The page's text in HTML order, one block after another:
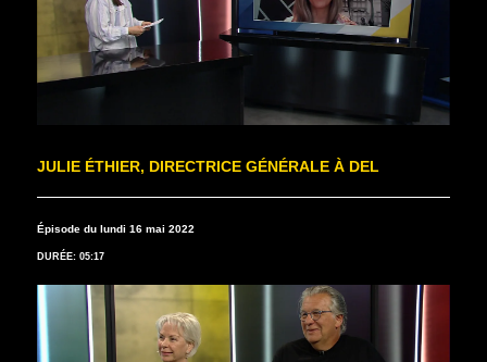
JULIE ÉTHIER, DIRECTRICE GÉNÉRALE À DEL
Épisode du lundi 16 mai 2022
DURÉE: 05:17